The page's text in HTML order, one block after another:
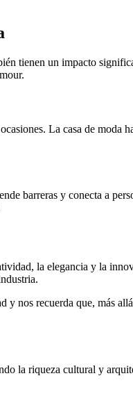
tienen un impacto
La casa de moda
barreras y conecta a
la elegancia y la
nos recuerda que, más
la riqueza cultural y